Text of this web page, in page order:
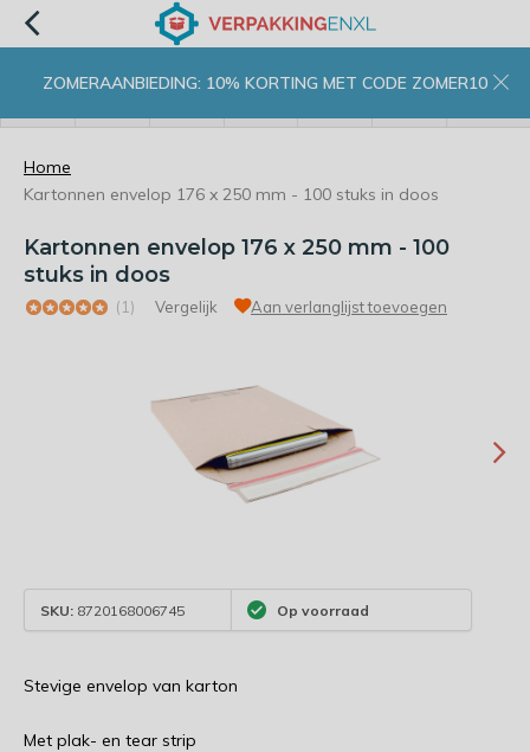
ZOMERAANBIEDING: 10% KORTING MET CODE ZOMER10
Home
Kartonnen envelop 176 x 250 mm - 100 stuks in doos
Kartonnen envelop 176 x 250 mm - 100
stuks in doos
(1) Vergelijk Aan verlanglijst toevoegen
SKU: 8720168006745 Op voorraad
Stevige envelop van karton
Met plak- en tear strip